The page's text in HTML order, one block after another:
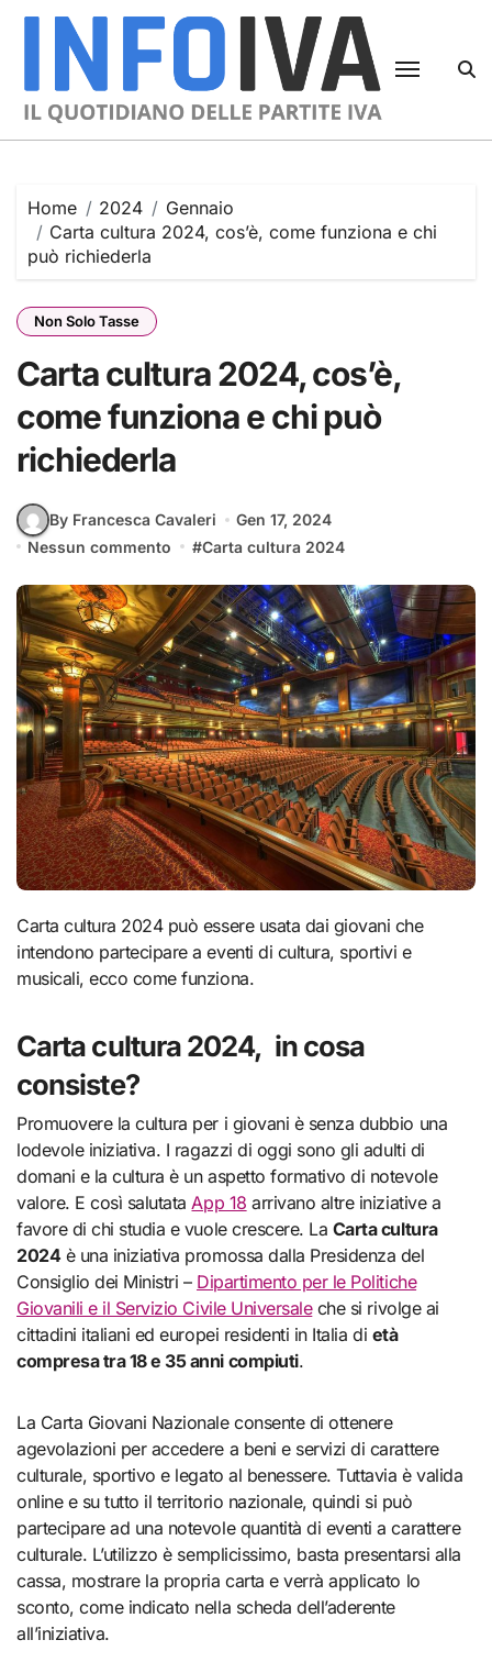
Skip
Home 2024
Gennaio
Carta cultura 2024, cos’è, come funziona e chi
può richiederla
Non Solo Tasse
Carta cultura 2024, cos’è,
come funziona e chi può
richiederla
By Francesca Cavaleri
Gen 17, 2024
Nessun commento
#Carta cultura 2024
Carta cultura 2024 può essere usata dai giovani che
intendono partecipare a eventi di cultura, sportivi e
musicali, ecco come funziona.
Carta cultura 2024, in cosa
consiste?
Promuovere la cultura per i giovani è senza dubbio una
lodevole iniziativa. I ragazzi di oggi sono gli adulti di
domani e la cultura è un aspetto formativo di notevole
valore. E così salutataApp 18 arrivano altre iniziative a
favore di chi studia e vuole crescere. La Carta cultura
2024è una iniziativa promossa dalla Presidenza del
Consiglio dei Ministri – Dipartimento per le Politiche
Giovanili e il Servizio Civile Universaleche si rivolge ai
cittadini italiani ed europei residenti in Italia di età
compresa tra 18 e 35 anni compiuti.
La Carta Giovani Nazionale consente di ottenere
agevolazioni per accedere a beni e servizi di carattere
culturale, sportivo e legato al benessere. Tuttavia è valida
online e su tutto il territorio nazionale, quindi si può
partecipare ad una notevole quantità di eventi a carattere
culturale. L’utilizzo è semplicissimo, basta presentarsi alla
cassa, mostrare la propria carta e verrà applicato lo
sconto, come indicato nella scheda dell’aderente
all’iniziativa.